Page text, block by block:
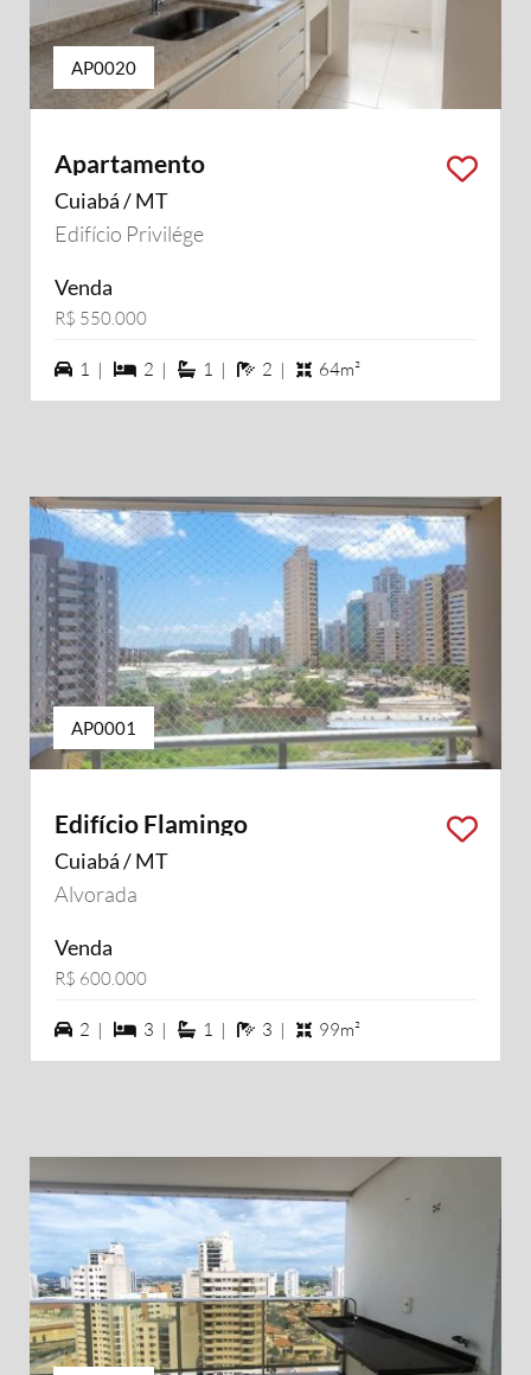
AP0020
Apartamento
Cuiabá / MT
Edifício Privilége
Venda
R$ 550.000
1 vagas na garagem
1 | 2 dormiórios
2 | 1 suítes
1 | 2 banheiros
2 | 64m²
AP0001
Edifício Flamingo
Cuiabá / MT
Alvorada
Venda
R$ 600.000
2 vagas na garagem
2 | 3 dormiórios
3 | 1 suítes
1 | 3 banheiros
3 | 99m²